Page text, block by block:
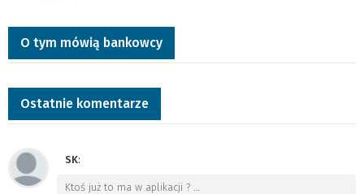
O tym mówią bankowcy
Ostatnie komentarze
SK:
Ktoś już to ma w aplikacji ? …